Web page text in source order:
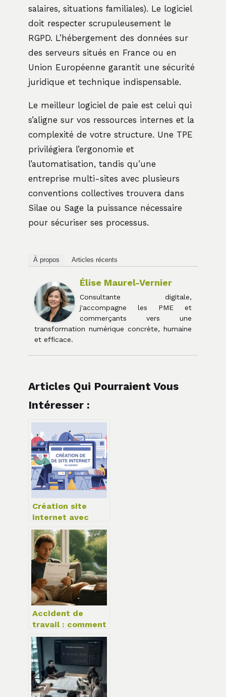
salaires, situations familiales). Le logiciel
doit respecter scrupuleusement le
RGPD. L’hébergement des données sur
des serveurs situés en France ou en
Union Européenne garantit une sécurité
juridique et technique indispensable.
Le meilleur logiciel de paie est celui qui
s’aligne sur vos ressources internes et la
complexité de votre structure. Une TPE
privilégiera l’ergonomie et
l’automatisation, tandis qu’une
entreprise multi-sites avec plusieurs
conventions collectives trouvera dans
Silae ou Sage la puissance nécessaire
pour sécuriser ses processus.
À propos Articles récents
Élise Maurel-Vernier
Consultante digitale,
j'accompagne les PME et
commerçants vers une
transformation numérique concrète, humaine
et efficace.
Articles Qui Pourraient Vous
Intéresser :
Création site
internet avec
agence
limitless.com : le
guide pour
décider
Accident de
travail : comment
partir en
vacances sans
perdre vos
indemnités
journalières